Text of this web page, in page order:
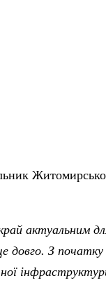
Житомирської
актуальним
З початку